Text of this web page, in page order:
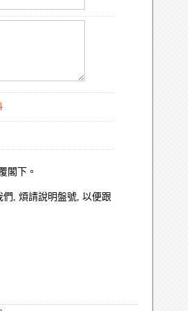
閣下。
, 煩請說明盤號, 以便跟